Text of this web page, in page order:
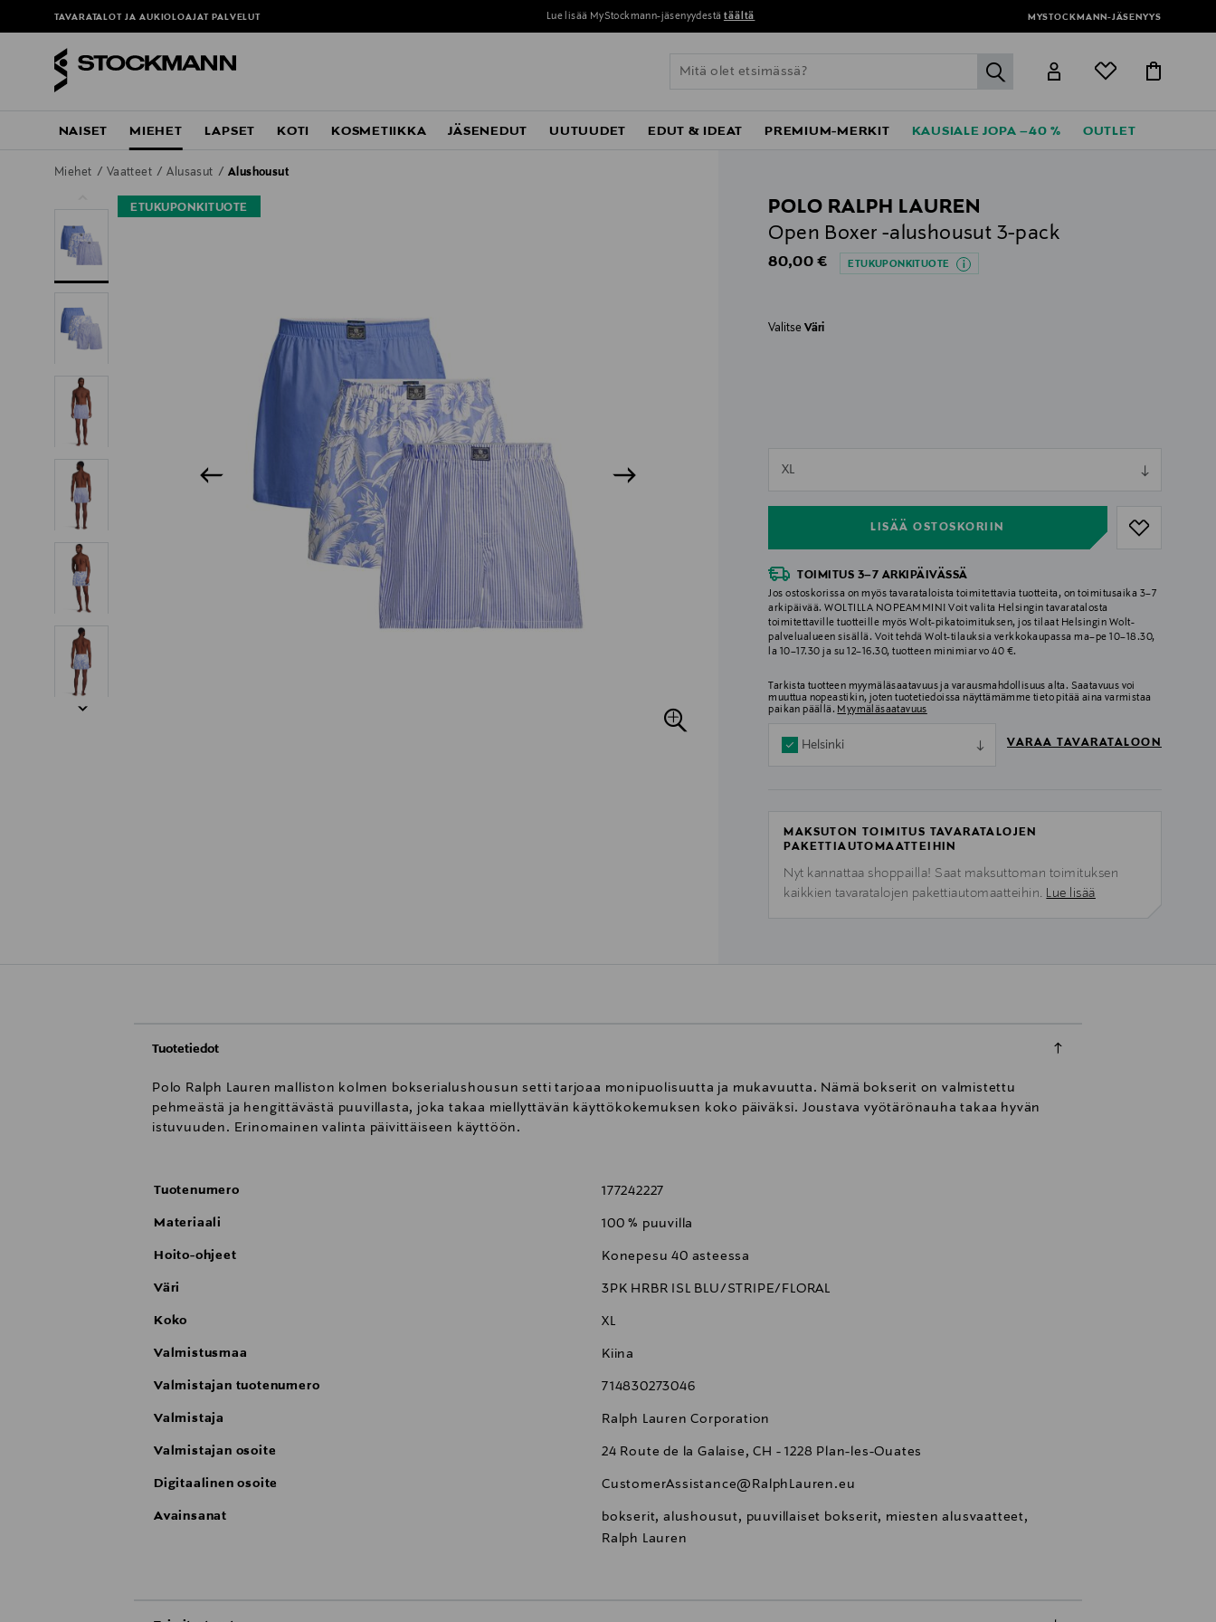
TAVARATALOT JA AUKIOLOAJAT PALVELUT Lue lisää MyStockmann-jäsenyydestä täältä MYSTOCKMANN-JÄSENYYS
label.header.go
NAISET MIEHET LAPSET KOTI KOSMETIIKKA JÄSENEDUT UUTUUDET EDUT & IDEAT PREMIUM-MERKIT KAUSIALE JOPA –40 % OUTLET
Miehet Vaatteet Alusasut Alushousut
ETUKUPONKITUOTE
POLO RALPH LAUREN
Open Boxer -alushousut 3-pack
Original Price
80,00 € ETUKUPONKITUOTE
ValitseVäri
XL
LISÄÄ OSTOSKORIIN
TOIMITUS 3–7 ARKIPÄIVÄSSÄ
Jos ostoskorissa on myös tavarataloista toimitettavia tuotteita, on toimitusaika 3–7
arkipäivää. WOLTILLA NOPEAMMIN! Voit valita Helsingin tavaratalosta
toimitettaville tuotteille myös Wolt-pikatoimituksen, jos tilaat Helsingin Wolt-
palvelualueen sisällä. Voit tehdä Wolt-tilauksia verkkokaupassa ma–pe 10–18.30,
la 10–17.30 ja su 12–16.30, tuotteen minimiarvo 40 €.
Tarkista tuotteen myymäläsaatavuus ja varausmahdollisuus alta. Saatavuus voi
muuttua nopeastikin, joten tuotetiedoissa näyttämämme tieto pitää aina varmistaa
paikan päällä. Myymäläsaatavuus
Helsinki VARAA TAVARATALOON
MAKSUTON TOIMITUS TAVARATALOJEN
PAKETTIAUTOMAATTEIHIN
Nyt kannattaa shoppailla! Saat maksuttoman toimituksen
kaikkien tavaratalojen pakettiautomaatteihin. Lue lisää
Tuotetiedot
Polo Ralph Lauren malliston kolmen bokserialushousun setti tarjoaa monipuolisuutta ja mukavuutta. Nämä bokserit on valmistettu
pehmeästä ja hengittävästä puuvillasta, joka takaa miellyttävän käyttökokemuksen koko päiväksi. Joustava vyötärönauha takaa hyvän
istuvuuden. Erinomainen valinta päivittäiseen käyttöön.
Tuotenumero 177242227
Materiaali 100 % puuvilla
Hoito-ohjeet Konepesu 40 asteessa
Väri 3PK HRBR ISL BLU/STRIPE/FLORAL
Koko XL
Valmistusmaa Kiina
Valmistajan tuotenumero 714830273046
Valmistaja Ralph Lauren Corporation
Valmistajan osoite 24 Route de la Galaise, CH - 1228 Plan-les-Ouates
Digitaalinen osoite CustomerAssistance@RalphLauren.eu
Avainsanat
bokserit, alushousut, puuvillaiset bokserit, miesten alusvaatteet,
Ralph Lauren